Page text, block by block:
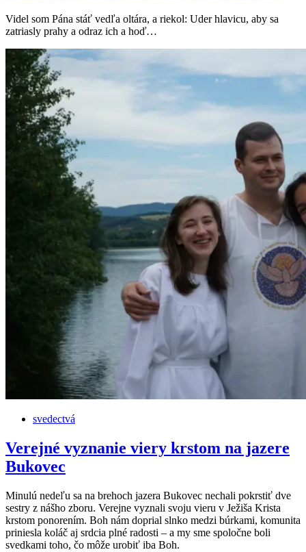
Videl som Pána stáť vedľa oltára, a riekol: Uder hlavicu, aby sa
zatriasly prahy a odraz ich a hoď…
svedectvá
Verejné vyznanie viery krstom na jazere
Bukovec
Minulú nedeľu sa na brehoch jazera Bukovec nechali pokrstiť dve
sestry z nášho zboru. Verejne vyznali svoju vieru v Ježiša Krista
krstom ponorením. Boh nám doprial slnko medzi búrkami, komunita
priniesla koláč aj srdcia plné radosti – a my sme spoločne boli
svedkami toho, čo môže urobiť iba Boh.